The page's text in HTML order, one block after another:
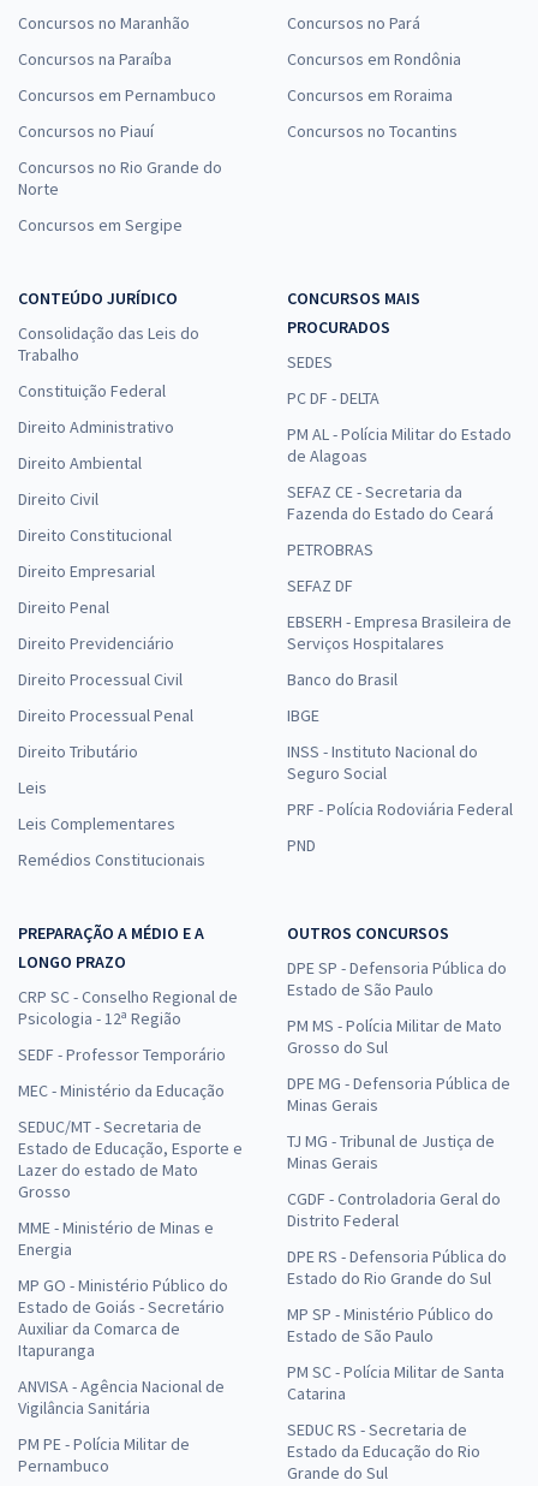
Concursos no Maranhão
Concursos na Paraíba
Concursos em Pernambuco
Concursos no Piauí
Concursos no Rio Grande do
Norte
Concursos em Sergipe
Concursos no Pará
Concursos em Rondônia
Concursos em Roraima
Concursos no Tocantins
CONTEÚDO JURÍDICO
Consolidação das Leis do
Trabalho
Constituição Federal
Direito Administrativo
Direito Ambiental
Direito Civil
Direito Constitucional
Direito Empresarial
Direito Penal
Direito Previdenciário
Direito Processual Civil
Direito Processual Penal
Direito Tributário
Leis
Leis Complementares
Remédios Constitucionais
CONCURSOS MAIS
PROCURADOS
SEDES
PC DF - DELTA
PM AL - Polícia Militar do Estado
de Alagoas
SEFAZ CE - Secretaria da
Fazenda do Estado do Ceará
PETROBRAS
SEFAZ DF
EBSERH - Empresa Brasileira de
Serviços Hospitalares
Banco do Brasil
IBGE
INSS - Instituto Nacional do
Seguro Social
PRF - Polícia Rodoviária Federal
PND
PREPARAÇÃO A MÉDIO E A
LONGO PRAZO
CRP SC - Conselho Regional de
Psicologia - 12ª Região
SEDF - Professor Temporário
MEC - Ministério da Educação
SEDUC/MT - Secretaria de
Estado de Educação, Esporte e
Lazer do estado de Mato
Grosso
MME - Ministério de Minas e
Energia
MP GO - Ministério Público do
Estado de Goiás - Secretário
Auxiliar da Comarca de
Itapuranga
ANVISA - Agência Nacional de
Vigilância Sanitária
PM PE - Polícia Militar de
Pernambuco
OUTROS CONCURSOS
DPE SP - Defensoria Pública do
Estado de São Paulo
PM MS - Polícia Militar de Mato
Grosso do Sul
DPE MG - Defensoria Pública de
Minas Gerais
TJ MG - Tribunal de Justiça de
Minas Gerais
CGDF - Controladoria Geral do
Distrito Federal
DPE RS - Defensoria Pública do
Estado do Rio Grande do Sul
MP SP - Ministério Público do
Estado de São Paulo
PM SC - Polícia Militar de Santa
Catarina
SEDUC RS - Secretaria de
Estado da Educação do Rio
Grande do Sul